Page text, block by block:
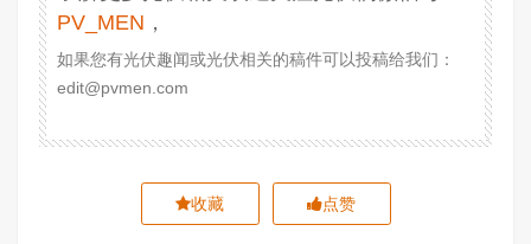
PV_MEN ，
如果您有光伏趣闻或光伏相关的稿件可以投稿给我们：
edit@pvmen.com
收藏 点赞